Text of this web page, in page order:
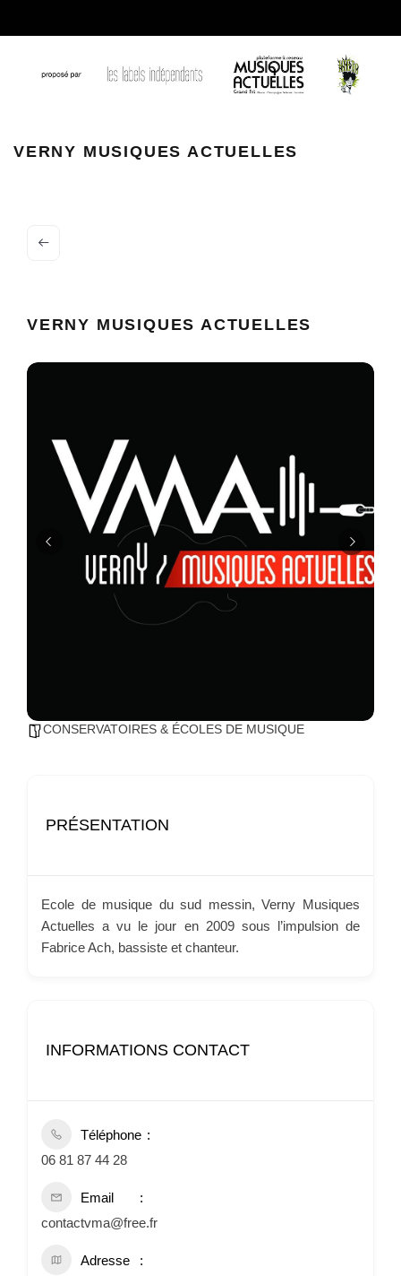
VERNY MUSIQUES ACTUELLES
VERNY MUSIQUES ACTUELLES
CONSERVATOIRES & ÉCOLES DE MUSIQUE
PRÉSENTATION
Ecole de musique du sud messin, Verny Musiques
Actuelles a vu le jour en 2009 sous l’impulsion de
Fabrice Ach, bassiste et chanteur.
INFORMATIONS CONTACT
Téléphone
06 81 87 44 28
Email
contactvma@free.fr
Adresse